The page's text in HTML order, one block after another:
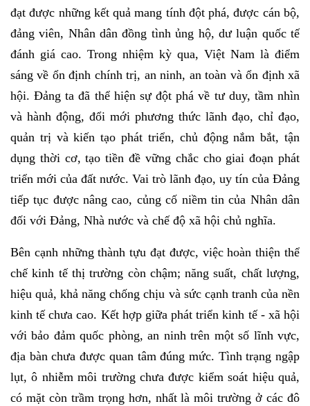
đạt được những kết quả mang tính đột phá, được cán bộ,
đảng viên, Nhân dân đồng tình ủng hộ, dư luận quốc tế
đánh giá cao. Trong nhiệm kỳ qua, Việt Nam là điểm
sáng về ổn định chính trị, an ninh, an toàn và ổn định xã
hội. Đảng ta đã thể hiện sự đột phá về tư duy, tầm nhìn
và hành động, đổi mới phương thức lãnh đạo, chỉ đạo,
quản trị và kiến tạo phát triển, chủ động nắm bắt, tận
dụng thời cơ, tạo tiền đề vững chắc cho giai đoạn phát
triển mới của đất nước. Vai trò lãnh đạo, uy tín của Đảng
tiếp tục được nâng cao, củng cố niềm tin của Nhân dân
đối với Đảng, Nhà nước và chế độ xã hội chủ nghĩa.
Bên cạnh những thành tựu đạt được, việc hoàn thiện thể
chế kinh tế thị trường còn chậm; năng suất, chất lượng,
hiệu quả, khả năng chống chịu và sức cạnh tranh của nền
kinh tế chưa cao. Kết hợp giữa phát triển kinh tế - xã hội
với bảo đảm quốc phòng, an ninh trên một số lĩnh vực,
địa bàn chưa được quan tâm đúng mức. Tình trạng ngập
lụt, ô nhiễm môi trường chưa được kiểm soát hiệu quả,
có mặt còn trầm trọng hơn, nhất là môi trường ở các đô